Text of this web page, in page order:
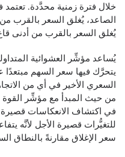
خلال فترة زمنية محدَّدة. تعتمد
الصاعد، يُغلق السعر بالقرب
يُغلق السعر بالقرب من أدنى
يُساعد مؤشِّر العشوائية
يتحرَّك فيها سعر السهم مبتعدًا
السعري الأخير في أي من
في اكتشاف الانعكاسات قصيرة
للتغيُّرات قصيرة الأجل لأنَّه
سعر الإغلاق مقارنةً بالنطاق